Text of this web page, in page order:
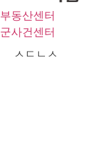
부동산센터
군사건센터
ㅅㄷㄴㅅ